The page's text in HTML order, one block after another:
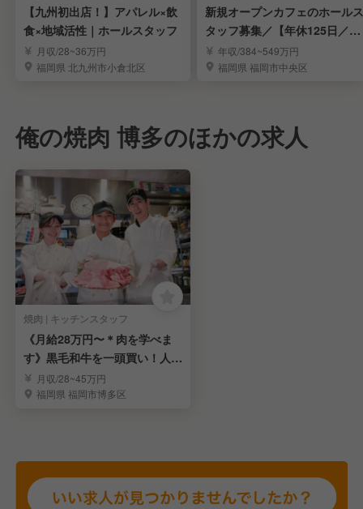
【九州初出店！】アパレル×飲
食×地域活性｜ホールスタッフ
月収/28~36万円
福岡県 北九州市小倉北区
新規オープンカフェのホールス
タッフ募集／【年休125日／完
全週休2日制】
年収/384~549万円
福岡県 福岡市中央区
俺の焼肉 博多のほかの求人
焼肉 | キッチンスタッフ
《月給28万円〜＊肉を学べま
す》黒毛和牛を一頭買い！人気
焼肉店の調理を募集
月収/28~45万円
福岡県 福岡市博多区